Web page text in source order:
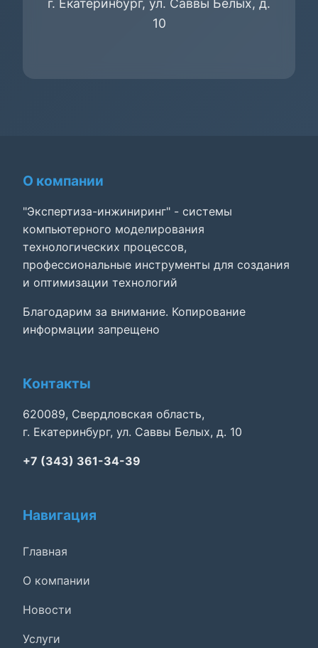
г. Екатеринбург, ул. Саввы Белых, д.
10
О компании
"Экспертиза-инжиниринг" - системы
компьютерного моделирования
технологических процессов,
профессиональные инструменты для создания
и оптимизации технологий
Благодарим за внимание. Копирование
информации запрещено
Контакты
620089, Свердловская область,
г. Екатеринбург, ул. Саввы Белых, д. 10
+7 (343) 361-34-39
Навигация
Главная
О компании
Новости
Услуги